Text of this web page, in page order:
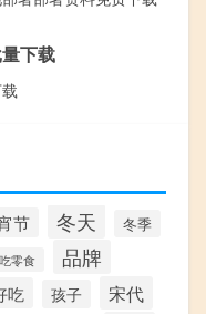
下载
节 冬天 冬季
吃零食 品牌
吃 孩子 宋代